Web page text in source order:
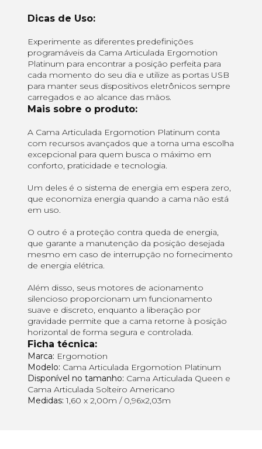
Dicas de Uso:
Experimente as diferentes predefinições
programáveis da Cama Articulada Ergomotion
Platinum para encontrar a posição perfeita para
cada momento do seu dia e utilize as portas USB
para manter seus dispositivos eletrônicos sempre
carregados e ao alcance das mãos.
Mais sobre o produto:
A Cama Articulada Ergomotion Platinum conta
com recursos avançados que a torna uma escolha
excepcional para quem busca o máximo em
conforto, praticidade e tecnologia.
Um deles é o sistema de energia em espera zero,
que economiza energia quando a cama não está
em uso.
O outro é a proteção contra queda de energia,
que garante a manutenção da posição desejada
mesmo em caso de interrupção no fornecimento
de energia elétrica.
Além disso, seus motores de acionamento
silencioso proporcionam um funcionamento
suave e discreto, enquanto a liberação por
gravidade permite que a cama retorne à posição
horizontal de forma segura e controlada.
Ficha técnica:
Marca: Ergomotion
Modelo: Cama Articulada Ergomotion Platinum
Disponível no tamanho: Cama Articulada Queen e
Cama Articulada Solteiro Americano
Medidas: 1,60 x 2,00m / 0,96x2,03m